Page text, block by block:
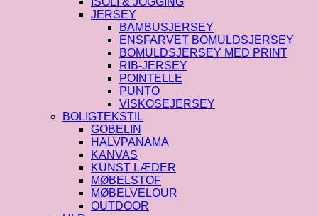
JERSEY
BAMBUSJERSEY
ENSFARVET BOMULDSJERSEY
BOMULDSJERSEY MED PRINT
RIB-JERSEY
POINTELLE
PUNTO
VISKOSEJERSEY
BOLIGTEKSTIL
GOBELIN
HALVPANAMA
KANVAS
KUNST LÆDER
MØBELSTOF
MØBELVELOUR
OUTDOOR